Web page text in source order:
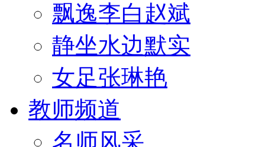
飘逸李白赵斌
静坐水边默实
女足张琳艳
教师频道
名师风采